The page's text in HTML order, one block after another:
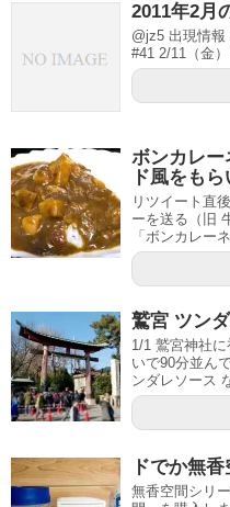
2011年2月
@jz5 出現情
#41 2/11（金
ボンカレ
ド風をも
リツイート直
ーを送る（旧
「ボンカレー
鷲宮 ツン
1/1 鷲宮神社
いで90分並ん
ンダレソース
ドでか無
無香空間シリ